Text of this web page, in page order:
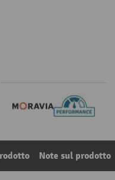
Note sul prodotto